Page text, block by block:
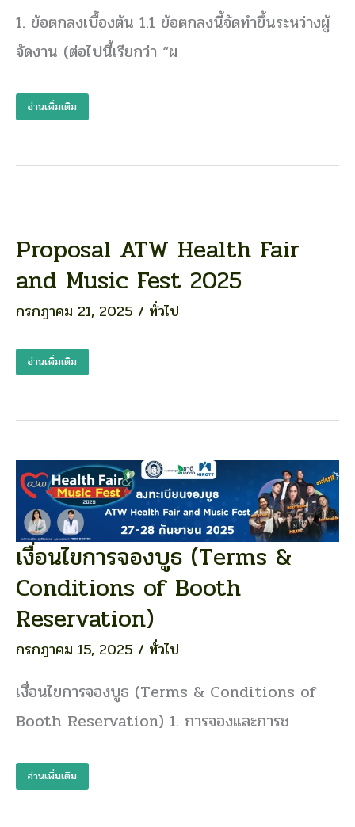
1. ข้อตกลงเบื้องต้น 1.1 ข้อตกลงนี้จัดทำขึ้นระหว่างผู้
จัดงาน (ต่อไปนี้เรียกว่า “ผ
อ่านเพิ่มเติม
Proposal ATW Health Fair
and Music Fest 2025
กรกฎาคม 21, 2025 / ทั่วไป
Proposal
ATW
Health
and
Fest
2025
อ่านเพิ่มเติม
เงื่อนไขการจองบูธ (Terms &
Conditions of Booth
Reservation)
กรกฎาคม 15, 2025 / ทั่วไป
เงื่อนไขการจองบูธ (Terms & Conditions of
Booth Reservation) 1. การจองและการช
เงื่อนไข
การ
จอง
บูธ
(Terms
&
of
Reservation)
อ่านเพิ่มเติม